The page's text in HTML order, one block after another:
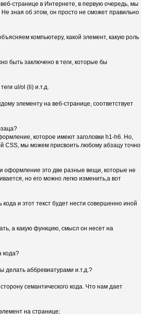
странице в Интернете, в первую очередь, мы
зная об этом, он просто не сможет правильно
компьютеру, какой элемент, какую роль
быть заключено в теги, которые бы
ul/ol (li) и.т.д.
элементу на веб-странице, соответствует
которое имеют заголовки h1-h6. Но,
CSS, мы можем присвоить любому абзацу точно
оформление это две разные вещи, которые не
но его можно легко изменить,а вот
и этот текст будет нести совершенно иной
а какую функцию, смысл он несет на
кода?
делать аббревиатурами и.т.д.?
семантического кода. Что нам дает
на странице;